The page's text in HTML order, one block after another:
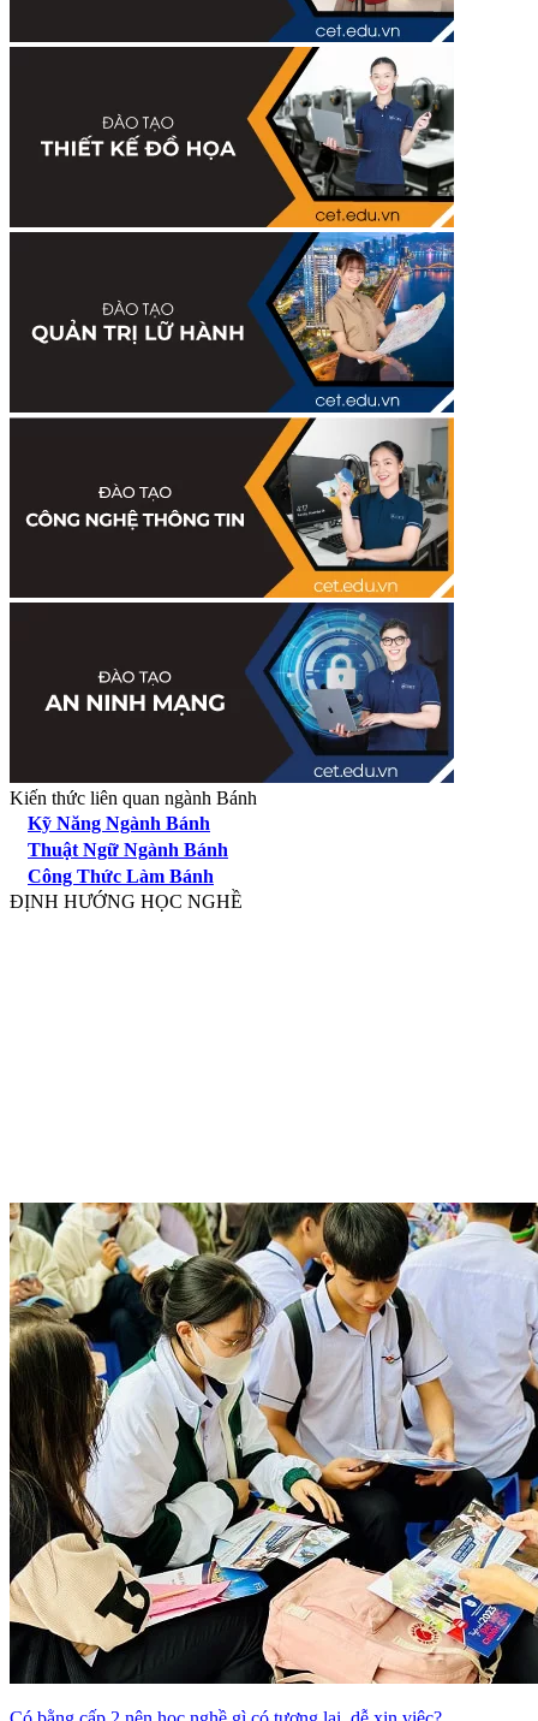
Kiến thức liên quan ngành Bánh
Kỹ Năng Ngành Bánh
Thuật Ngữ Ngành Bánh
Công Thức Làm Bánh
ĐỊNH HƯỚNG HỌC NGHỀ